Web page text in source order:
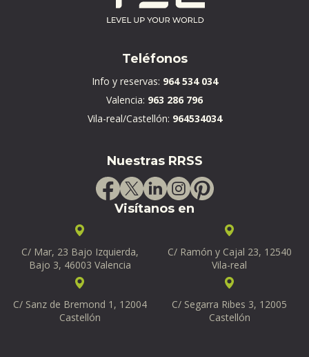
Teléfonos
Info y reservas: 964 534 034
Valencia: 963 286 796
Vila-real/Castellón: 964534034
Nuestras RRSS
Visítanos en
C/ Mar, 23 Bajo Izquierda,
Bajo 3, 46003 Valencia
C/ Ramón y Cajal 23, 12540
Vila-real
C/ Sanz de Bremond 1, 12004
Castellón
C/ Segarra Ribes 3, 12005
Castellón